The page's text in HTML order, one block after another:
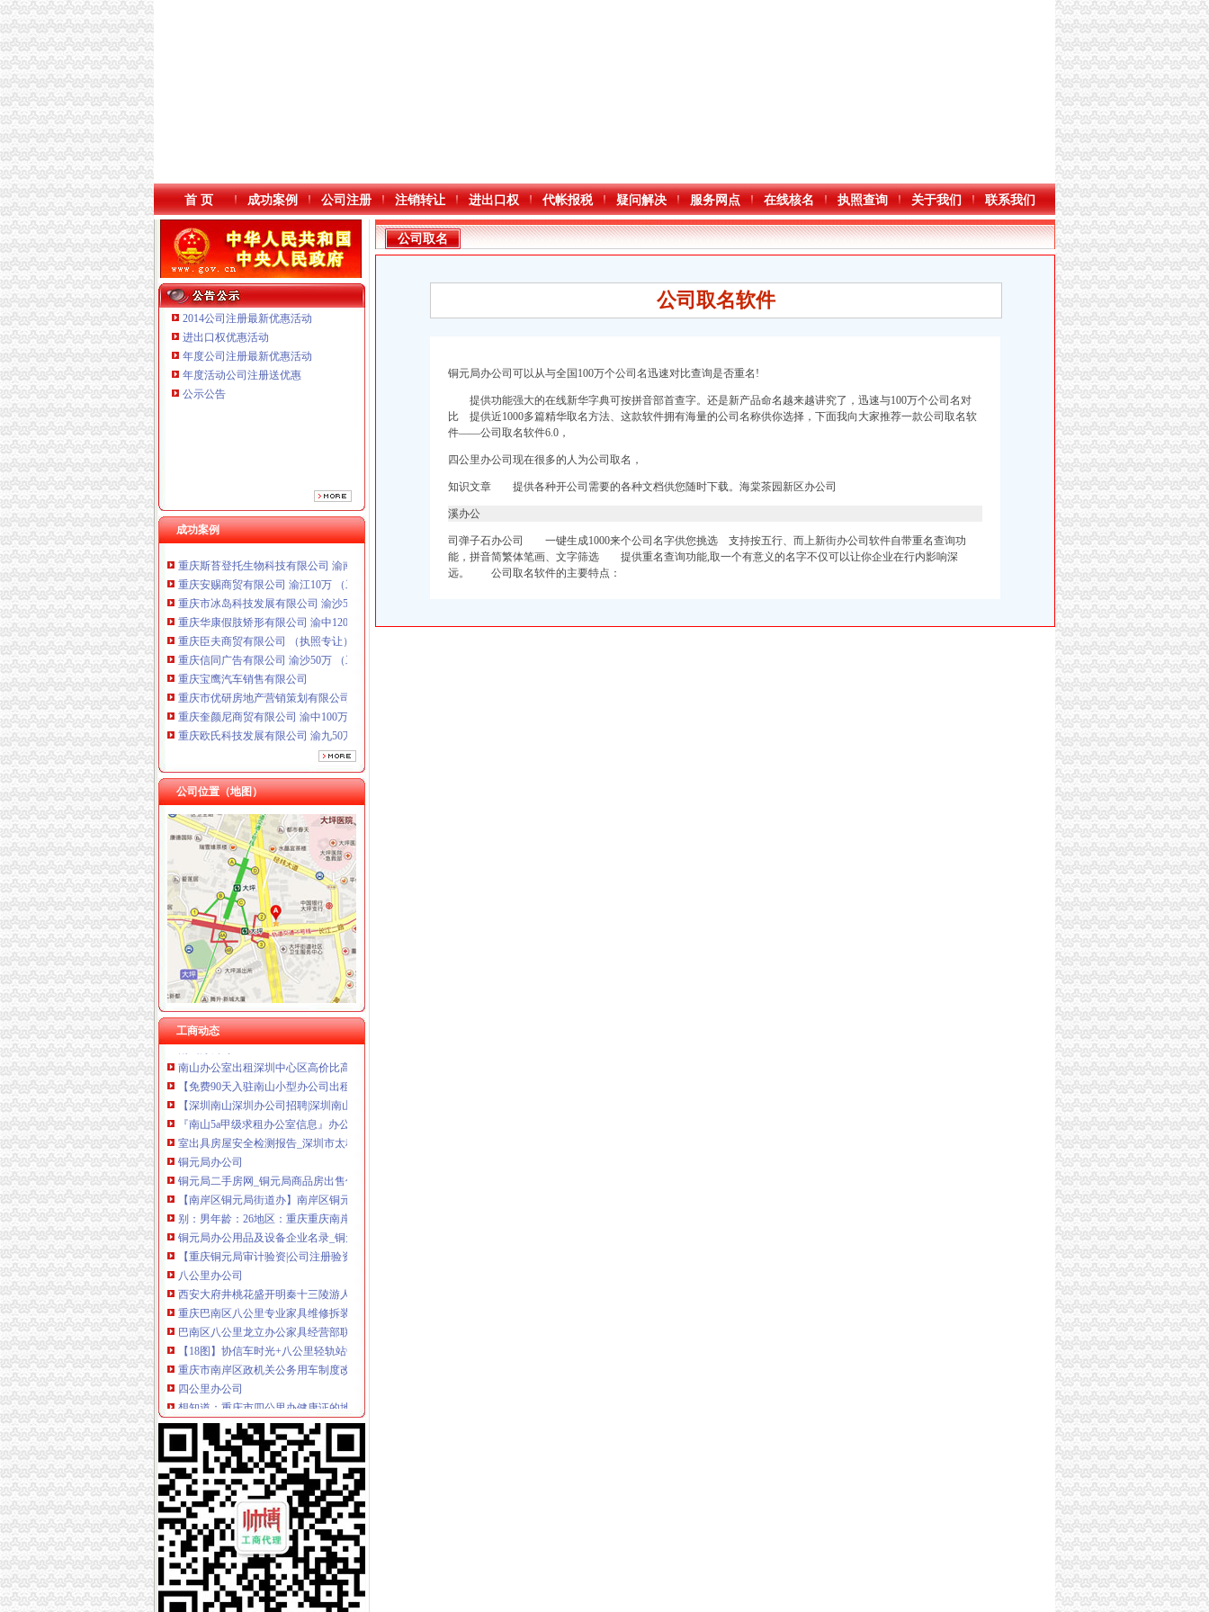
首 页 成功案例 公司注册 注销转让 进出口权 代帐报税 疑问解决 服务网点 在线核名 执照查询 关于我们 联系我们
2014公司注册最新优惠活动
进出口权优惠活动
年度公司注册最新优惠活动
年度活动公司注册送优惠
公示公告
成功案例
重庆奎颜尼商贸有限公司 渝中100万 （工商注册）
重庆欧氏科技发展有限公司 渝九50万 （进出口权）
重庆金品科技有限公司 渝南100万 （进出口权）
重庆安赐商贸有限公司 渝江10万 （工商注册）
重庆市冰岛科技发展有限公司 渝沙50万 （进出口权）
重庆华康假肢矫形有限公司 渝中120万 （增资）
重庆臣夫商贸有限公司 （执照专让）
重庆信同广告有限公司 渝沙50万 （工商注册）
重庆宝鹰汽车销售有限公司
重庆市优研房地产营销策划有限公司
重庆奎颜尼商贸有限公司 渝中100万 （工商注册）
重庆欧氏科技发展有限公司 渝九50万 （进出口权）
重庆金品科技有限公司 渝南100万 （进出口权）
重庆斯苔登托生物科技有限公司 渝南10万 （工商注册）
重庆安赐商贸有限公司 渝江10万 （工商注册）
重庆市冰岛科技发展有限公司 渝沙50万 （进出口权）
重庆华康假肢矫形有限公司 渝中120万 （增资）
公司位置（地图）
工商动态
海棠溪
海棠溪社区物业管理体系大索-重邮经济管理学院
重庆市南岸区房屋管理局海棠溪房管所招标采购信息
海棠晓月周边驾校推荐,海棠溪学车多少钱南坪驾校-家教/培训-久久
重庆市南岸区海棠溪小学校：教育事业
重庆海棠溪到黄山养区可乘坐公交车：384路区间-重庆公交车
南山办公司
南山办公室出租深圳中心区高价比高档尊贵商务办公环境
【免费90天入驻南山小型办公司出租提供注册地址费用全包】价格_
【深圳南山深圳办公司招聘|深圳南山更新招聘深圳办公司信息】-北京
『南山5a甲级求租办公室信息』办公室出租-商务中心出租-深圳点点租
室出具房屋安全检测报告_深圳市太科建筑检测鉴定有限公司_检测通
铜元局办公司
铜元局二手房网_铜元局商品房出售信息,重庆铜元局二手房交易网,
【南岸区铜元局街道办】南岸区铜元局街道办电话,南岸区铜元局街道
别：男年龄：26地区：重庆重庆南岸区铜元局社区卫生服务中心可以
铜元局办公用品及设备企业名录_铜元局办公用品及设备公司黄页–铜
【重庆铜元局审计验资|公司注册验资|注册公司验资】-重庆赶集网
八公里办公司
西安大府井桃花盛开明秦十三陵游人如织_搜狐旅游_搜狐网
重庆巴南区八公里专业家具维修拆装公司办公家具网购家具安装-久久
巴南区八公里龙立办公家具经营部联系方式_信用报告_工商信息-启信宝
【18图】协信车时光+八公里轻轨站旁+端头户型+正规三室（火热办
重庆市南岸区政机关公务用车制度改革取消车辆拍卖公告（第1批）|
四公里办公司
想知道：重庆市四公里办健康证的地方在哪？-搜问问
（出租）南坪精装修办公室便宜出租—重庆南岸四公里办公,写字楼
（承办）重庆四公里换乘枢纽站暖通工程办事结果-重庆市城乡建设委
外籍乘客在上海车4公里遭索车费2300元_网易新闻
公司2台电脑离的很远,差不多4公里哦,怎么办才能形成资源共享？_
上新街办公司
柳州市澳华石油液化气有限责任公司沙埔镇上雷新街气店_【信用信息_
上新街垃圾处理站【重庆晚报吧】_百度贴吧
上新街房产网_重庆上新街房地产信息网交易平台_上新街买房、购房、
【上新街单位宿舍小区|上新街单位宿舍二手房/租房】-上海赶集网
女子参加电信促销拿到翻新机内百张香艳照_网易新闻中心
南岸周边办公司
公司取名
公司取名软件
铜元局办公司可以从与全国100万个公司名迅速对比查询是否重名!
提供功能强大的在线新华字典可按拼音部首查字。还是新产品命名越来越讲究了，迅速与100万个公司名对
比 提供近1000多篇精华取名方法、这款软件拥有海量的公司名称供你选择，下面我向大家推荐一款公司取名软
件——公司取名软件6.0，
四公里办公司现在很多的人为公司取名，
知识文章 提供各种开公司需要的各种文档供您随时下载。海棠茶园新区办公司
溪办公
司 弹子石办公司 一键生成1000来个公司名字供您挑选 支持按五行、 而上新街办公司 软件自带重名查询功
能，拼音简繁体笔画、文字筛选 提供重名查询功能,取一个有意义的名字不仅可以让你企业在行内影响深
远。 公司取名软件的主要特点：